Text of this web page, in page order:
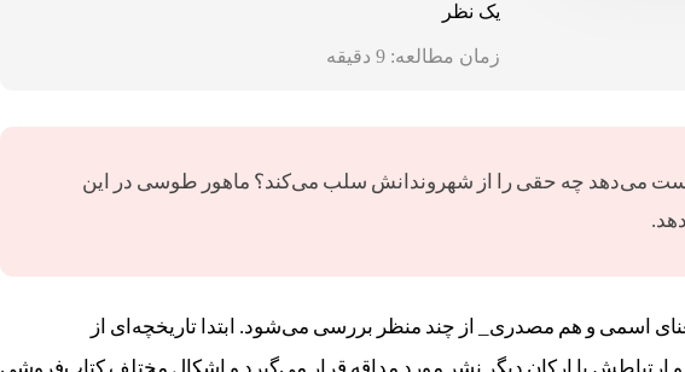
یک نظر
زمان مطالعه: 9 دقیقه
می‌دهد چه حقی را از شهروندانش سلب می‌کند؟ ماهور طوسی در این
اسمی و هم مصدری‌_ از چند منظر بررسی می‌شود. ابتدا تاریخچه‌ای از